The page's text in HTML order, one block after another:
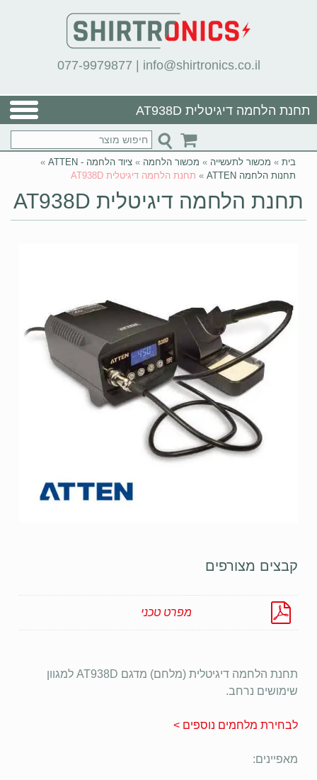
077-9979877 | info@shirtronics.co.il
תחנת הלחמה דיגיטלית AT938D
בית » מכשור לתעשייה » מכשור הלחמה » ציוד הלחמה - ATTEN
»
תחנות הלחמה ATTEN
» תחנת הלחמה דיגיטלית AT938D
תחנת הלחמה דיגיטלית AT938D
קבצים מצורפים
מפרט טכני
תחנת הלחמה דיגיטלית (מלחם) מדגם AT938D למגוון
שימושים נרחב.
לבחירת מלחמים נוספים >
מאפיינים: